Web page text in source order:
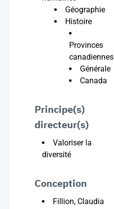
Géographie
Histoire
Provinces
canadiennes
Générale
Canada
Principe(s)
directeur(s)
Valoriser la
diversité
Conception
Fillion, Claudia